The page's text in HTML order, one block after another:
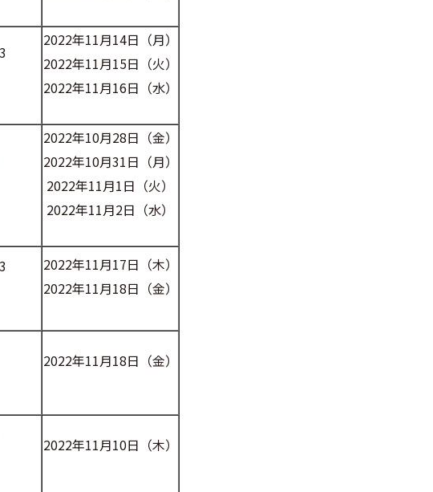
2022年11月14日（月）
2022年11月15日（火）
2022年11月16日（水）
2022年10月28日（金）
2022年10月31日（月）
2022年11月1日（火）
2022年11月2日（水）
2022年11月17日（木）
2022年11月18日（金）
2022年11月18日（金）
2022年11月10日（木）